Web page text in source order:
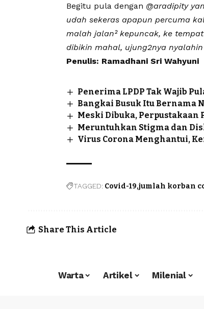
Begitu pula dengan @aradipity
udah sekeras apapun percuma
malah jalan² kepuncak, ke
dibikin mahal, ujung2nya
Penulis: Ramadhani Sri Wahyuni
Penerima LPDP Tak Wajib
Bangkai Busuk Itu Bernama
Meski Dibuka, Perpustakaan
Meruntuhkan Stigma dan
Virus Corona Menghantui,
TAGGED: Covid-19 jumlah korban
Share This Article
Warta Artikel Milenial